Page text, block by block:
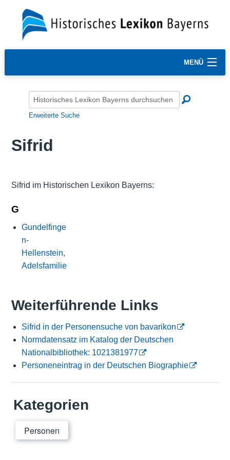
MENÜ
Erweiterte Suche
Sifrid
Sifrid im Historischen Lexikon Bayerns:
G
Gundelfinge
n-
Hellenstein,
Adelsfamilie
Weiterführende Links
Sifrid in der Personensuche von bavarikon
Normdatensatz im Katalog der Deutschen
Nationalbibliothek: 1021381977
Personeneintrag in der Deutschen Biographie
Kategorien
Personen